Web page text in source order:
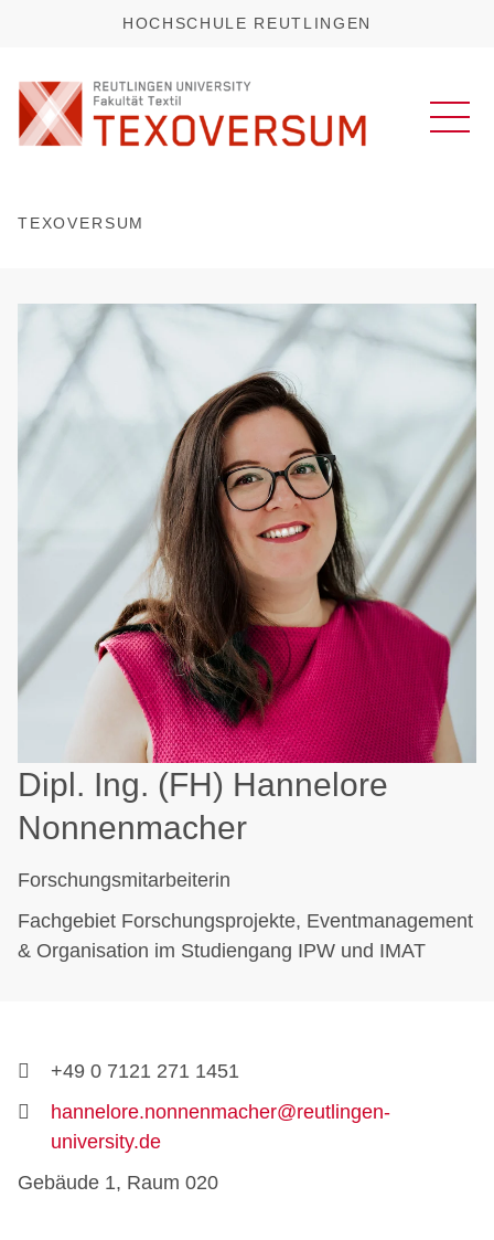
HOCHSCHULE REUTLINGEN
TEXOVERSUM
Dipl. Ing. (FH) Hannelore
Nonnenmacher
Forschungsmitarbeiterin
Fachgebiet Forschungsprojekte, Eventmanagement
& Organisation im Studiengang IPW und IMAT
+49 0 7121 271 1451
hannelore.nonnenmacher@reutlingen-
university.de
Gebäude 1, Raum 020